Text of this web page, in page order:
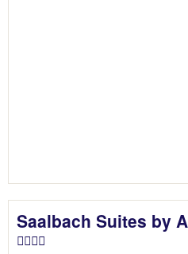
Saalbach Suites by